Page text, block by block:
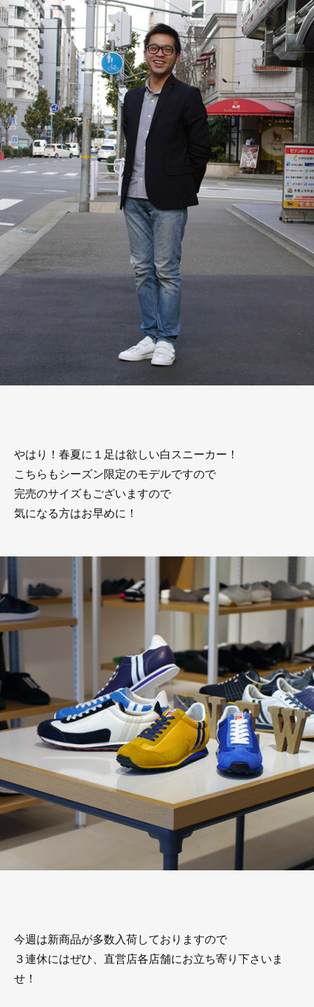
やはり！春夏に１足は欲しい白スニーカー！
こちらもシーズン限定のモデルですので
完売のサイズもございますので
気になる方はお早めに！
今週は新商品が多数入荷しておりますので
３連休にはぜひ、直営店各店舗にお立ち寄り下さいま
せ！